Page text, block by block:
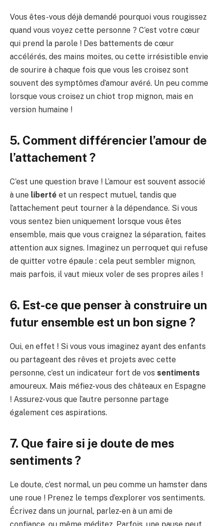
Vous êtes-vous déjà demandé pourquoi vous rougissez
quand vous voyez cette personne ? C’est votre cœur
qui prend la parole ! Des battements de cœur
accélérés, des mains moites, ou cette irrésistible envie
de sourire à chaque fois que vous les croisez sont
souvent des symptômes d’amour avéré. Un peu comme
lorsque vous croisez un chiot trop mignon, mais en
version humaine !
5. Comment différencier l’amour de
l’attachement ?
C’est une question brave ! L’amour est souvent associé
à une liberté et un respect mutuel, tandis que
l’attachement peut tourner à la dépendance. Si vous
vous sentez bien uniquement lorsque vous êtes
ensemble, mais que vous craignez la séparation, faites
attention aux signes. Imaginez un perroquet qui refuse
de quitter votre épaule : cela peut sembler mignon,
mais parfois, il vaut mieux voler de ses propres ailes !
6. Est-ce que penser à construire un
futur ensemble est un bon signe ?
Oui, en effet ! Si vous vous imaginez ayant des enfants
ou partageant des rêves et projets avec cette
personne, c’est un indicateur fort de vos sentiments
amoureux. Mais méfiez-vous des châteaux en Espagne
! Assurez-vous que l’autre personne partage
également ces aspirations.
7. Que faire si je doute de mes
sentiments ?
Le doute, c’est normal, un peu comme un hamster dans
une roue ! Prenez le temps d’explorer vos sentiments.
Écrivez dans un journal, parlez-en à un ami de